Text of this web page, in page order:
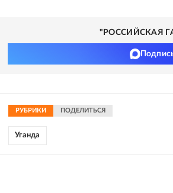
"РОССИЙСКАЯ
РУБРИКИ ПОДЕЛИТЬСЯ
Уганда